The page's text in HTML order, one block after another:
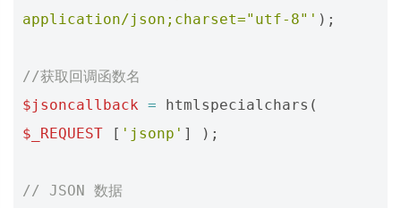
application/json;charset="utf-8"' );
//获取回调函数名
$jsoncallback = htmlspecialchars (
$_REQUEST
[ 'jsonp' ] );
// JSON 数据